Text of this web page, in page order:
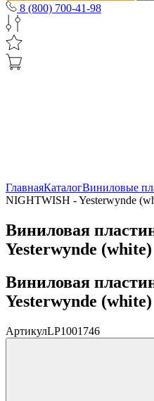
8 (800) 700-41-98
ГлавнаяКаталогВиниловые
NIGHTWISH - Yesterwynde
Виниловая
Yesterwynde (white)
Виниловая
Yesterwynde (white)
АртикулLP1001746